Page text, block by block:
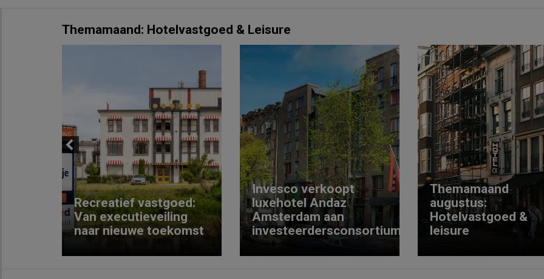
Themamaand: Hotelvastgoed & Leisure
Previous
Recreatief vastgoed:
Van executieveiling
naar nieuwe toekomst
Invesco verkoopt
luxehotel Andaz
Amsterdam aan
investeerdersconsortium
Themamaand
augustus:
Hotelvastgoed &
leisure